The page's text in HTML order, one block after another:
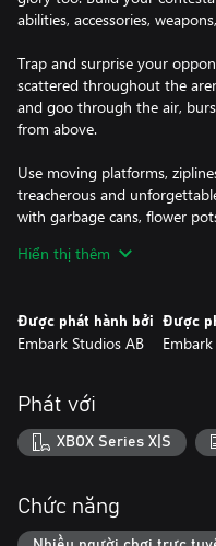
abilities, accessories,
Trap and surprise your
scattered throughout the
and goo through the air,
from above.
Use moving platforms,
treacherous and
with garbage cans, flower
Only your imagination sets
Hiển thị thêm
Được phát hành bởi
Embark Studios AB
Được
Phát với
XBOX Series X|S
Chức năng